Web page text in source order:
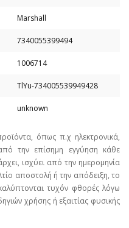
Marshall
7340055399494
1006714
TlYu-734005539949428
unknown
όπως π.χ ηλεκτρονικά,
την επίσημη εγγύηση κάθε
ισχύει από την ημερομηνία
αποστολή ή την απόδειξη, το
τυχόν φθορές λόγω
χρήσης ή εξαιτίας φυσικής